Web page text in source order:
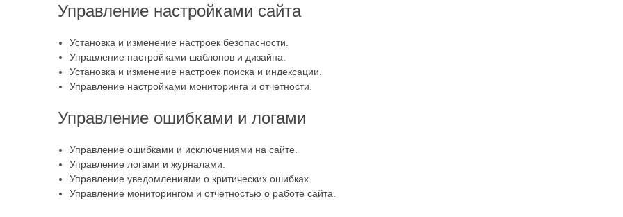
Управление настройками сайта
Установка и изменение настроек безопасности.
Управление настройками шаблонов и дизайна.
Установка и изменение настроек поиска и индексации.
Управление настройками мониторинга и отчетности.
Управление ошибками и логами
Управление ошибками и исключениями на сайте.
Управление логами и журналами.
Управление уведомлениями о критических ошибках.
Управление мониторингом и отчетностью о работе сайта.